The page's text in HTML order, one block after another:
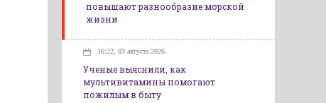
повышают разнообразие морской
жизни
16:22, 03 августа 2026
Ученые выяснили, как
мультивитамины помогают
пожилым в быту